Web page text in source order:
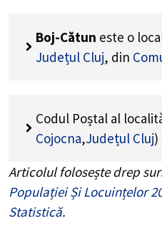
Boj-Cătun este o
Județul Cluj, din
Codul Poștal al
Cojocna,Județul Cluj)
Articolul folosește drep
Populației Și Locuințelor
Statistică.